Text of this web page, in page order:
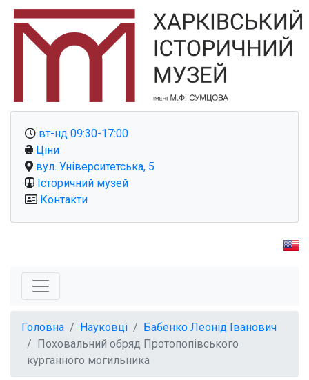
вт-нд 09:30-17:00
Ціни
вул. Університетська, 5
Історичний музей
Контакти
Головна Науковці
Бабенко Леонід Іванович
Поховальний обряд Протопопівського
курганного могильника